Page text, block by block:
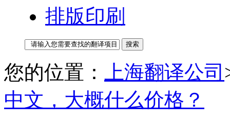
排版印刷
您的位置： 上海翻译公司
中文，大概什么价格？